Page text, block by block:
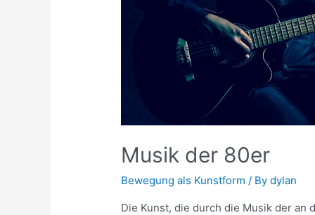
Musik der 80er
Bewegung als Kunstform / Bydylan
Die Kunst, die durch die Musik der an